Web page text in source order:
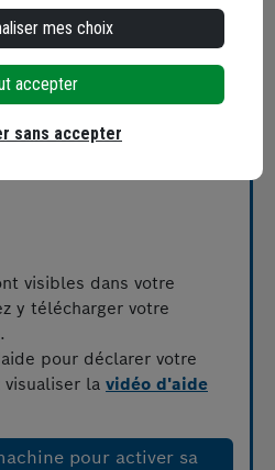
Extension de garantie
de vos outils en les
est prolongée !
visibles dans votre
y télécharger votre
.
pour déclarer votre
visualiser la vidéo d'aide
pour activer sa
mes choix
accepter
sans accepter